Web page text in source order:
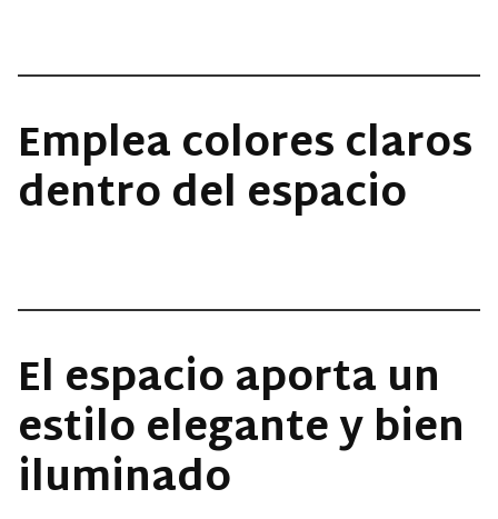
Emplea colores claros
dentro del espacio
El espacio aporta un
estilo elegante y bien
iluminado